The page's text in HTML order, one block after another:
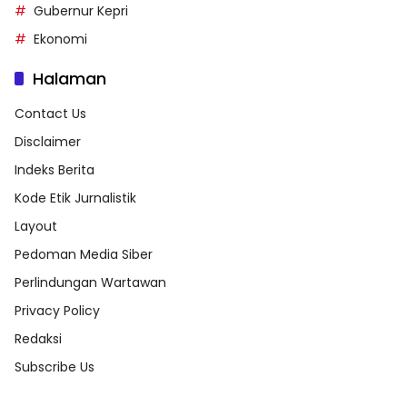
Gubernur Kepri
Ekonomi
Halaman
Contact Us
Disclaimer
Indeks Berita
Kode Etik Jurnalistik
Layout
Pedoman Media Siber
Perlindungan Wartawan
Privacy Policy
Redaksi
Subscribe Us